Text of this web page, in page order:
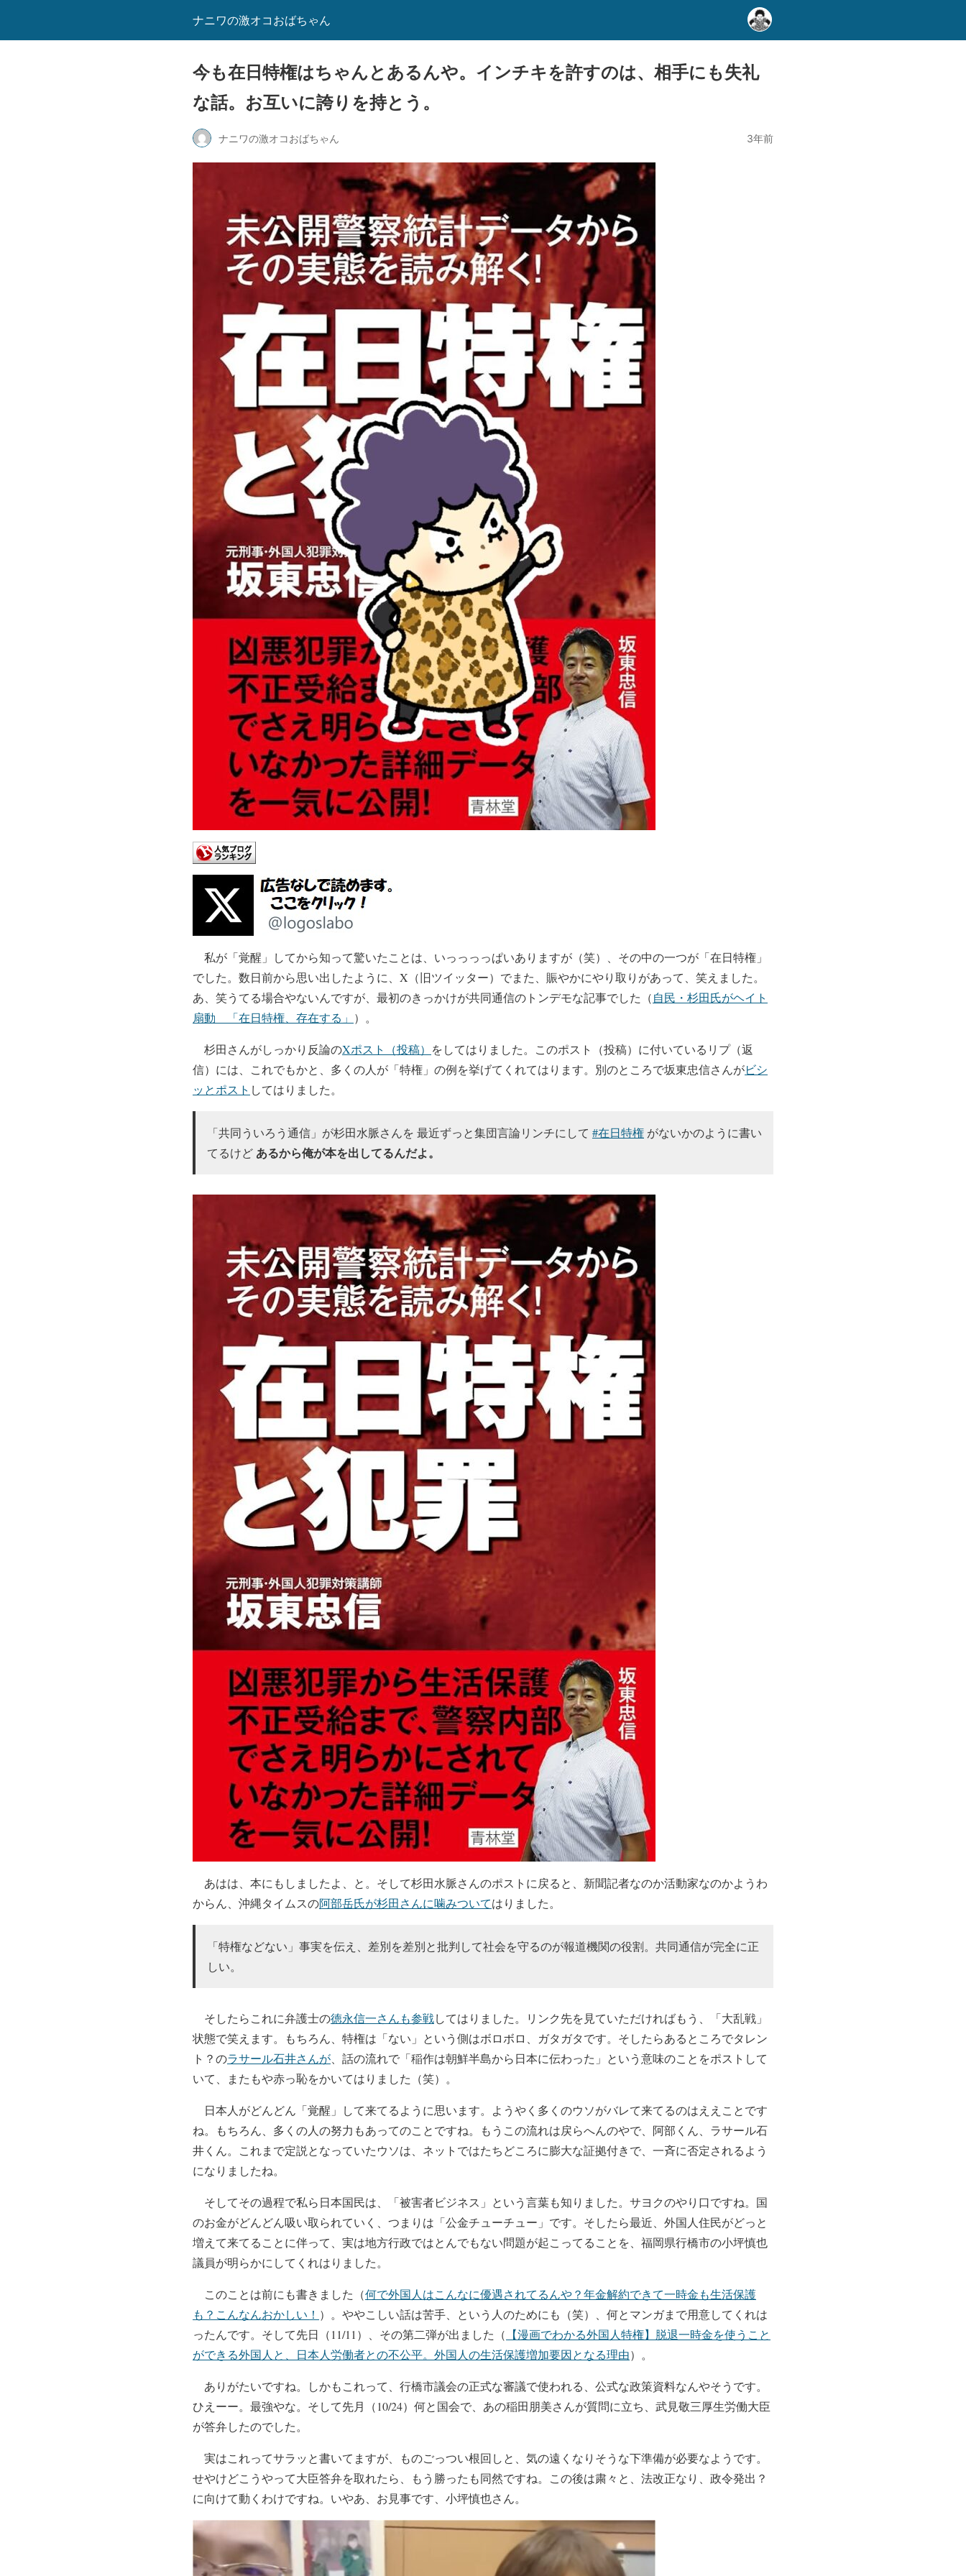
ナニワの激オコおばちゃん
今も在日特権はちゃんとあるんや。インチキを許すのは、相手にも失礼
な話。お互いに誇りを持とう。
ナニワの激オコおばちゃん 3年前
私が「覚醒」してから知って驚いたことは、いっっっっぱいありますが（笑）、その中の一つが「在日特権」
でした。数日前から思い出したように、X（旧ツイッター）でまた、賑やかにやり取りがあって、笑えました。
あ、笑うてる場合やないんですが、最初のきっかけが共同通信のトンデモな記事でした（自民・杉田氏がヘイト
扇動 「在日特権、存在する」 ）。
杉田さんがしっかり反論のXポスト（投稿） をしてはりました。このポスト（投稿）に付いているリプ（返
信）には、これでもかと、多くの人が「特権」の例を挙げてくれてはります。別のところで坂東忠信さんがビシ
ッとポスト してはりました。
「共同ういろう通信」が杉田水脈さんを 最近ずっと集団言論リンチにして #在日特権 がないかのように書い
てるけど あるから俺が本を出してるんだよ。
あはは、本にもしましたよ、と。そして杉田水脈さんのポストに戻ると、新聞記者なのか活動家なのかようわ
からん、沖縄タイムスの阿部岳氏が杉田さんに噛みついてはりました。
「特権などない」事実を伝え、差別を差別と批判して社会を守るのが報道機関の役割。共同通信が完全に正
しい。
そしたらこれに弁護士の徳永信一さんも参戦してはりました。リンク先を見ていただければもう、「大乱戦」
状態で笑えます。もちろん、特権は「ない」という側はボロボロ、ガタガタです。そしたらあるところでタレン
ト？のラサール石井さんが 、話の流れで「稲作は朝鮮半島から日本に伝わった」という意味のことをポストして
いて、またもや赤っ恥をかいてはりました（笑）。
日本人がどんどん「覚醒」して来てるように思います。ようやく多くのウソがバレて来てるのはええことです
ね。もちろん、多くの人の努力もあってのことですね。もうこの流れは戻らへんのやで、阿部くん、ラサール石
井くん。これまで定説となっていたウソは、ネットではたちどころに膨大な証拠付きで、一斉に否定されるよう
になりましたね。
そしてその過程で私ら日本国民は、「被害者ビジネス」という言葉も知りました。サヨクのやり口ですね。国
のお金がどんどん吸い取られていく、つまりは「公金チューチュー」です。そしたら最近、外国人住民がどっと
増えて来てることに伴って、実は地方行政ではとんでもない問題が起こってることを、福岡県行橋市の小坪慎也
議員が明らかにしてくれはりました。
このことは前にも書きました（何で外国人はこんなに優遇されてるんや？年金解約できて一時金も生活保護
も？こんなんおかしい！ ）。ややこしい話は苦手、という人のためにも（笑）、何とマンガまで用意してくれは
ったんです。そして先日（11/11）、その第二弾が出ました（ 【漫画でわかる外国人特権】脱退一時金を使うこと
ができる外国人と、日本人労働者との不公平。外国人の生活保護増加要因となる理由）。
ありがたいですね。しかもこれって、行橋市議会の正式な審議で使われる、公式な政策資料なんやそうです。
ひえーー。最強やな。そして先月（10/24）何と国会で、あの稲田朋美さんが質問に立ち、武見敬三厚生労働大臣
が答弁したのでした。
実はこれってサラッと書いてますが、ものごっつい根回しと、気の遠くなりそうな下準備が必要なようです。
せやけどこうやって大臣答弁を取れたら、もう勝ったも同然ですね。この後は粛々と、法改正なり、政令発出？
に向けて動くわけですね。いやあ、お見事です、小坪慎也さん。